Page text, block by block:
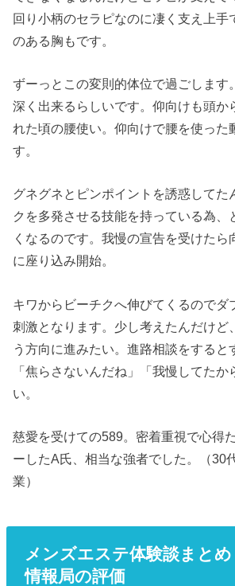
回り小柄のセラピなのに凄く支え上手
のある胸もです。
ずーっとこの変則的体位で過ごします
深く出来るらしいです。仰向けも頭か
れた頃の腰使い。仰向けで腰を使った
す。
グネグネとピンポイントを誘惑してた
クを多発させる技能を持っている為、
くなるのです。我慢の宣告を受けたら
に座り込み開始。
キワからビーチクへ伸びてくるのでダ
刺激となります。少し考えたんだけど
う方向に進みたい。進路相談をすると
「焦らさないんだね」「我慢してたか
い。
慈愛を受けての589。密着重視で心得
ーしたA氏、相当な強者でした。（30
業）
メンズエステ体験談まと
情報局の評価